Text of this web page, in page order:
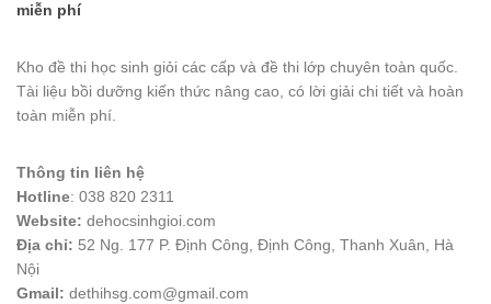
miễn phí
Kho đề thi học sinh giỏi các cấp và đề thi lớp chuyên toàn quốc.
Tài liệu bồi dưỡng kiến thức nâng cao, có lời giải chi tiết và hoàn
toàn miễn phí.
Thông tin liên hệ
Hotline: 038 820 2311
Website: dehocsinhgioi.com
Địa chỉ: 52 Ng. 177 P. Định Công, Định Công, Thanh Xuân, Hà
Nội
Gmail: dethihsg.com@gmail.com